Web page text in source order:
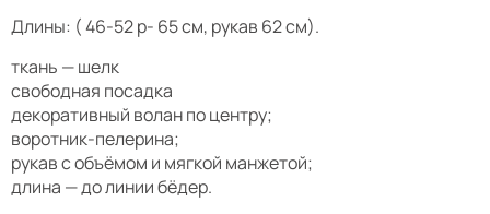
Длины: ( 46-52 р- 65 см, рукав 62 см).
ткань — шелк
свободная посадка
декоративный волан по центру;
воротник-пелерина;
рукав с объёмом и мягкой манжетой;
длина — до линии бёдер.